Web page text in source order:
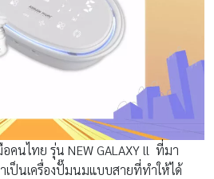
นไทย รุ่น NEW GALAXY ll ที่มา
ป็นเครื่องปั๊มนมแบบสายที่ทำให้ได้